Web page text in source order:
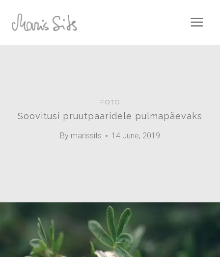
FOTO
Soovitusi pruutpaaridele pulmapäevaks
By marissits 14 June, 2019